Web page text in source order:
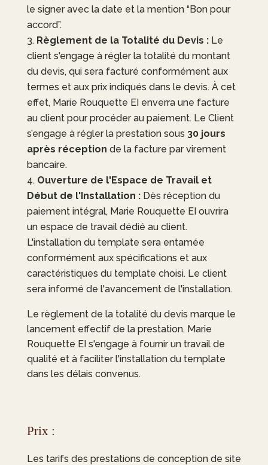
le signer avec la date et la mention “Bon pour
accord”.
Règlement de la Totalité du Devis :Le
client s'engage à régler la totalité du montant
du devis, qui sera facturé conformément aux
termes et aux prix indiqués dans le devis. À cet
effet, Marie Rouquette EIenverra une facture
au client pour procéder au paiement. Le Client
s’engage à régler la prestation sous 30 jours
après réception de la facture par virement
bancaire.
Ouverture de l'Espace de Travail et
Début de l'Installation :Dès réception du
paiement intégral, Marie Rouquette EIouvrira
un espace de travail dédié au client.
L'installation du template sera entamée
conformément aux spécifications et aux
caractéristiques du template choisi. Le client
sera informé de l'avancement de l'installation.
Le règlement de la totalité du devis marque le
lancement effectif de la prestation. Marie
Rouquette EIs'engage à fournir un travail de
qualité et à faciliter l'installation du template
dans les délais convenus. ​
Prix :
Les tarifs des prestations de conception de site